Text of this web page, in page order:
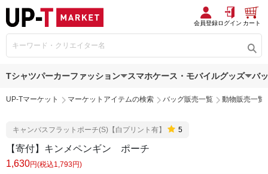
会員登録ログイン カート
Tシャツパーカーファッション スマホケース・モバイルグッズ バ
UP-Tマーケット マーケットアイテムの検索 バッグ販売一覧 動物販売一覧
キャンバスフラットポーチ(S)【白プリント有】 5
【寄付】キンメペンギン ポーチ
1,630円(税込1,793円)